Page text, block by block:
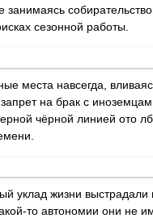
занимаясь
сезонной работы.
места навсегда,
на брак с
чёрной линией ото
уклад жизни
то автономии они не